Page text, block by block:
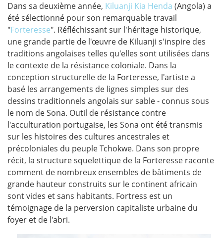
Dans sa deuxième année, Kiluanji Kia Henda (Angola) a
été sélectionné pour son remarquable travail
"Forteresse". Réfléchissant sur l'héritage historique,
une grande partie de l'œuvre de Kiluanji s'inspire des
traditions angolaises telles qu'elles sont utilisées dans
le contexte de la résistance coloniale. Dans la
conception structurelle de la Forteresse, l'artiste a
basé les arrangements de lignes simples sur des
dessins traditionnels angolais sur sable - connus sous
le nom de Sona. Outil de résistance contre
l'acculturation portugaise, les Sona ont été transmis
sur les histoires des cultures ancestrales et
précoloniales du peuple Tchokwe. Dans son propre
récit, la structure squelettique de la Forteresse raconte
comment de nombreux ensembles de bâtiments de
grande hauteur construits sur le continent africain
sont vides et sans habitants. Fortress est un
témoignage de la perversion capitaliste urbaine du
foyer et de l'abri.